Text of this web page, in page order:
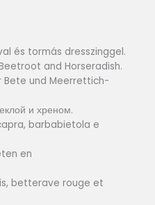
és tormás dresszinggel.
and Horseradish.
Bete und Meerrettich-
и хреном.
barbabietola e
en
betterave rouge et